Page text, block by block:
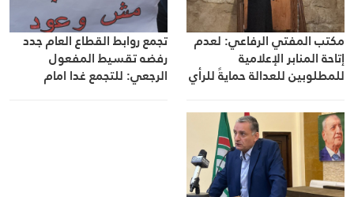
مكتب المفتي الرفاعي: لعدم
إتاحة المنابر الإعلامية
للمطلوبين للعدالة حمايةً للرأي
تجمع روابط القطاع العام جدد
رفضه تقسيط المفعول
الرجعي: للتجمع غدا امام